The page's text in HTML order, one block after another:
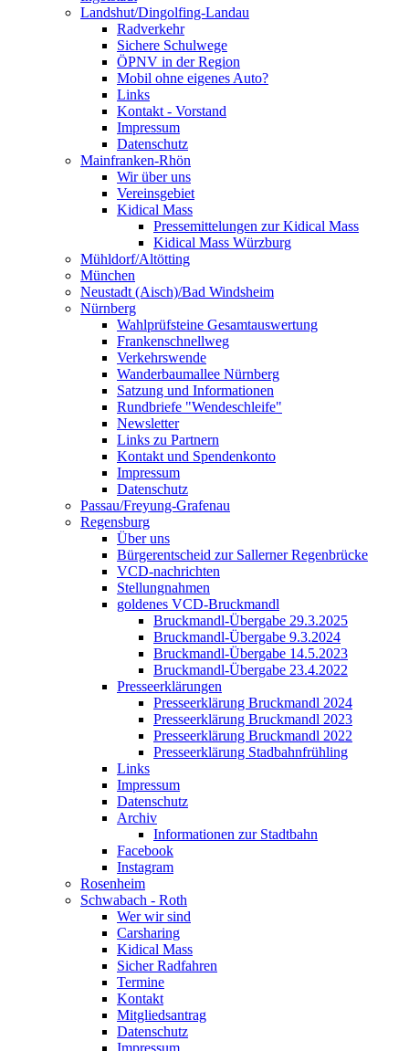
Landshut/Dingolfing-Landau
Radverkehr
Sichere Schulwege
ÖPNV in der Region
Mobil ohne eigenes Auto?
Links
Kontakt - Vorstand
Impressum
Datenschutz
Mainfranken-Rhön
Wir über uns
Vereinsgebiet
Kidical Mass
Pressemittelungen zur Kidical Mass
Kidical Mass Würzburg
Mühldorf/Altötting
München
Neustadt (Aisch)/Bad Windsheim
Nürnberg
Wahlprüfsteine Gesamtauswertung
Frankenschnellweg
Verkehrswende
Wanderbaumallee Nürnberg
Satzung und Informationen
Rundbriefe "Wendeschleife"
Newsletter
Links zu Partnern
Kontakt und Spendenkonto
Impressum
Datenschutz
Passau/Freyung-Grafenau
Regensburg
Über uns
Bürgerentscheid zur Sallerner Regenbrücke
VCD-nachrichten
Stellungnahmen
goldenes VCD-Bruckmandl
Bruckmandl-Übergabe 29.3.2025
Bruckmandl-Übergabe 9.3.2024
Bruckmandl-Übergabe 14.5.2023
Bruckmandl-Übergabe 23.4.2022
Presseerklärungen
Presseerklärung Bruckmandl 2024
Presseerklärung Bruckmandl 2023
Presseerklärung Bruckmandl 2022
Presseerklärung Stadbahnfrühling
Links
Impressum
Datenschutz
Archiv
Informationen zur Stadtbahn
Facebook
Instagram
Rosenheim
Schwabach - Roth
Wer wir sind
Carsharing
Kidical Mass
Sicher Radfahren
Termine
Kontakt
Mitgliedsantrag
Datenschutz
Impressum